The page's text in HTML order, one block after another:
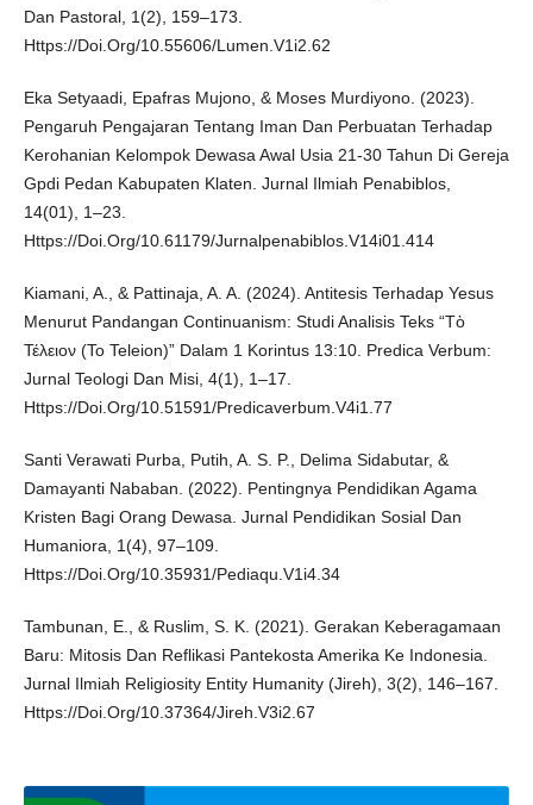
Dan Pastoral, 1(2), 159–173.
Https://Doi.Org/10.55606/Lumen.V1i2.62
Eka Setyaadi, Epafras Mujono, & Moses Murdiyono. (2023).
Pengaruh Pengajaran Tentang Iman Dan Perbuatan Terhadap
Kerohanian Kelompok Dewasa Awal Usia 21-30 Tahun Di Gereja
Gpdi Pedan Kabupaten Klaten. Jurnal Ilmiah Penabiblos,
14(01), 1–23.
Https://Doi.Org/10.61179/Jurnalpenabiblos.V14i01.414
Kiamani, A., & Pattinaja, A. A. (2024). Antitesis Terhadap Yesus
Menurut Pandangan Continuanism: Studi Analisis Teks “Τὸ
Τέλειον (To Teleion)” Dalam 1 Korintus 13:10. Predica Verbum:
Jurnal Teologi Dan Misi, 4(1), 1–17.
Https://Doi.Org/10.51591/Predicaverbum.V4i1.77
Santi Verawati Purba, Putih, A. S. P., Delima Sidabutar, &
Damayanti Nababan. (2022). Pentingnya Pendidikan Agama
Kristen Bagi Orang Dewasa. Jurnal Pendidikan Sosial Dan
Humaniora, 1(4), 97–109.
Https://Doi.Org/10.35931/Pediaqu.V1i4.34
Tambunan, E., & Ruslim, S. K. (2021). Gerakan Keberagamaan
Baru: Mitosis Dan Reflikasi Pantekosta Amerika Ke Indonesia.
Jurnal Ilmiah Religiosity Entity Humanity (Jireh), 3(2), 146–167.
Https://Doi.Org/10.37364/Jireh.V3i2.67